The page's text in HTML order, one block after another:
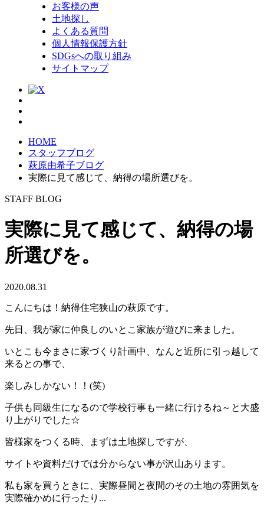
お客様の声
土地探し
よくある質問
個人情報保護方針
SDGsへの取り組み
サイトマップ
HOME
スタッフブログ
萩原由希子ブログ
実際に見て感じて、納得の場所選びを。
STAFF BLOG
実際に見て感じて、納得の場
所選びを。
2020.08.31
こんにちは！納得住宅狭山の萩原です。
先日、我が家に仲良しのいとこ家族が遊びに来ました。
いとこも今まさに家づくり計画中、なんと近所に引っ越して
来るとの事で、
楽しみしかない！！(笑)
子供も同級生になるので学校行事も一緒に行けるね～と大盛
り上がりでした☆
皆様家をつくる時、まずは土地探しですが、
サイトや資料だけでは分からない事が沢山あります。
私も家を買うときに、実際昼間と夜間のその土地の雰囲気を
実際確かめに行ったり...